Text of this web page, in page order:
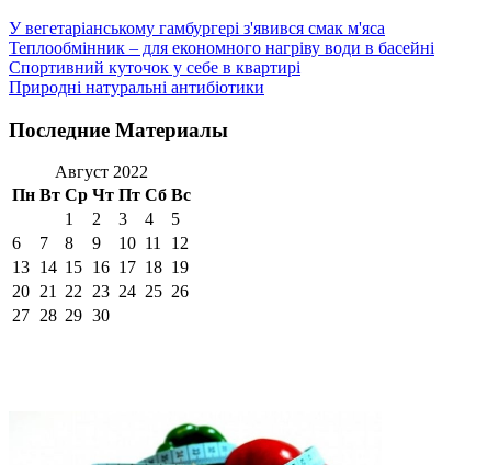
У вегетаріанському гамбургері з'явився смак м'яса
Теплообмінник – для економного нагріву води в басейні
Спортивний куточок у себе в квартирі
Природні натуральні антибіотики
Последние Материалы
Август 2022
Пн Вт Ср Чт Пт Сб Вс
1
2 3 4
5
6
7 8 9 10 11
12
13 14 15 16 17 18 19
20 21 22 23 24 25 26
27 28 29 30